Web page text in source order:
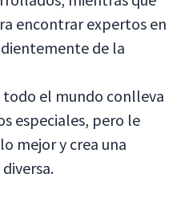
encontrar expertos en
de la
el mundo conlleva
especiales, pero le
mejor y crea una